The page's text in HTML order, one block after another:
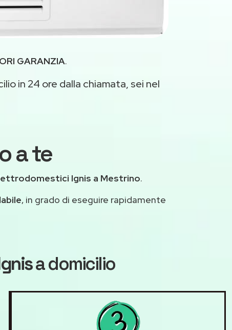
GARANZIA.
in 24 ore dalla chiamata, sei nel
a te
Ignis a Mestrino.
, in grado di eseguire rapidamente
a domicilio